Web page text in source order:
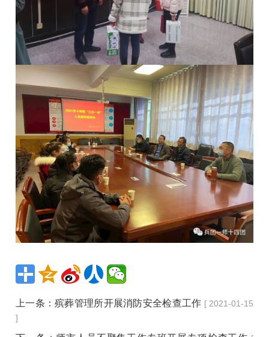
上一条：殡葬管理所开展消防安全检查工作 [ 2021-01-15
]